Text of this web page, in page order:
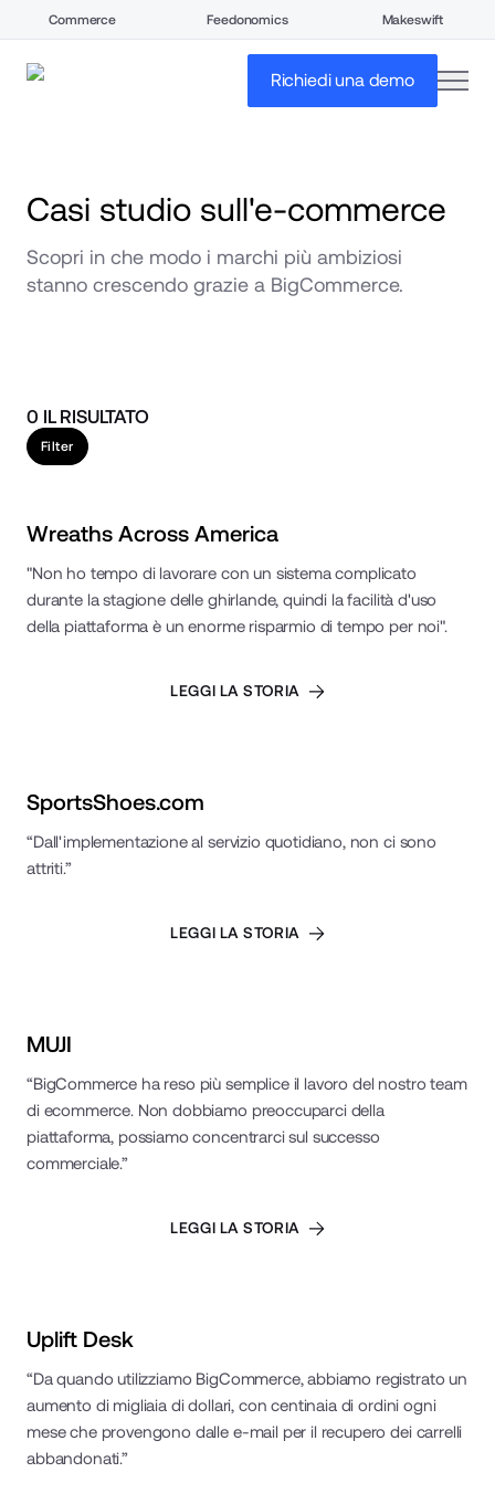
Commerce Feedonomics Makeswift
Richiedi una demo
Casi studio sull'e-commerce
Scopri in che modo i marchi più ambiziosi
stanno crescendo grazie a BigCommerce.
0 IL RISULTATO
Filter
Wreaths Across America
"Non ho tempo di lavorare con un sistema complicato
durante la stagione delle ghirlande, quindi la facilità d'uso
della piattaforma è un enorme risparmio di tempo per noi".
LEGGI LA STORIA
SportsShoes.com
“Dall'implementazione al servizio quotidiano, non ci sono
attriti.”
LEGGI LA STORIA
MUJI
“BigCommerce ha reso più semplice il lavoro del nostro team
di ecommerce. Non dobbiamo preoccuparci della
piattaforma, possiamo concentrarci sul successo
commerciale.”
LEGGI LA STORIA
Uplift Desk
“Da quando utilizziamo BigCommerce, abbiamo registrato un
aumento di migliaia di dollari, con centinaia di ordini ogni
mese che provengono dalle e-mail per il recupero dei carrelli
abbandonati.”